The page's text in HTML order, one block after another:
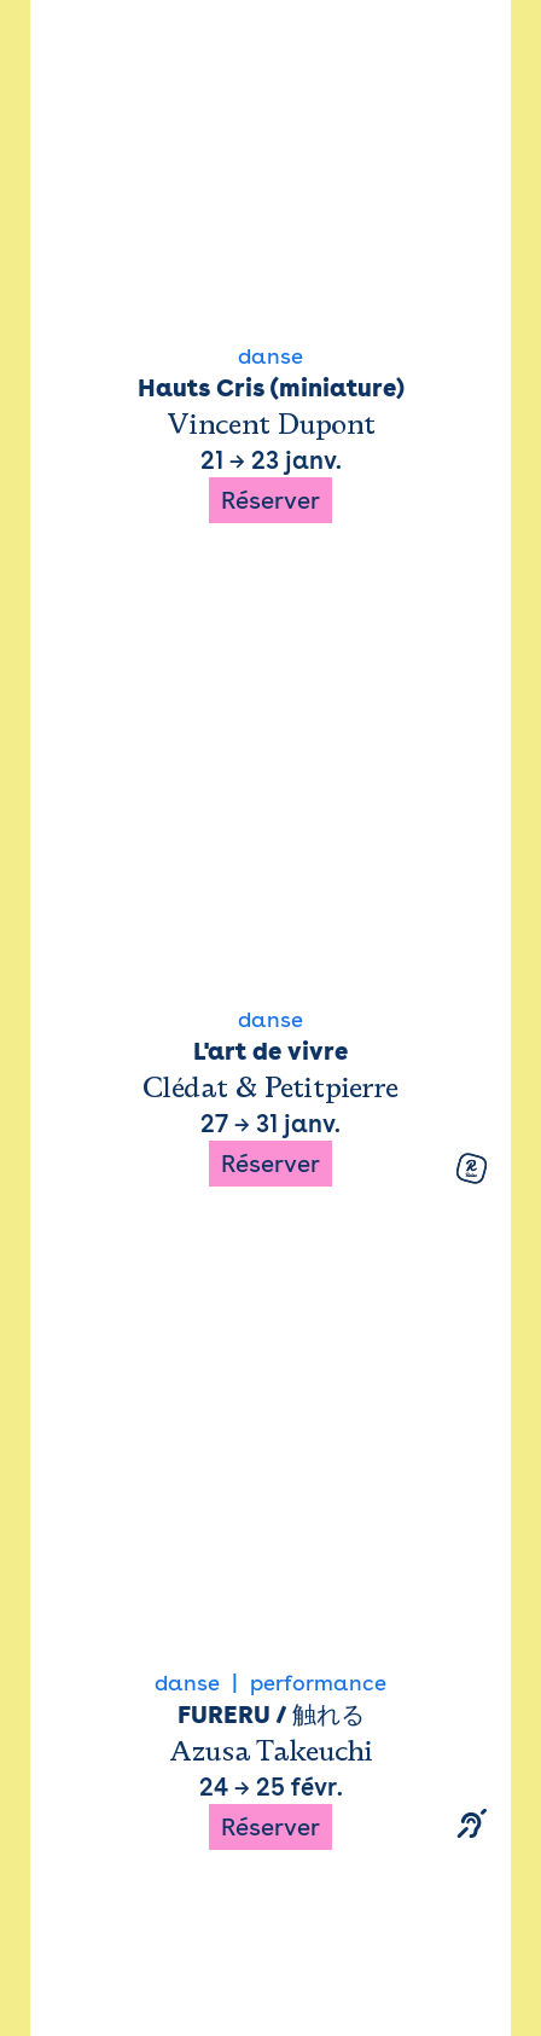
danse
Hauts Cris (miniature)
Vincent Dupont
21 → 23 janv.
Réserver
danse
L'art de vivre
Clédat & Petitpierre
27 → 31 janv.
Réserver
danse performance
FURERU / 触れる
Azusa Takeuchi
24→ 25 févr.
Réserver